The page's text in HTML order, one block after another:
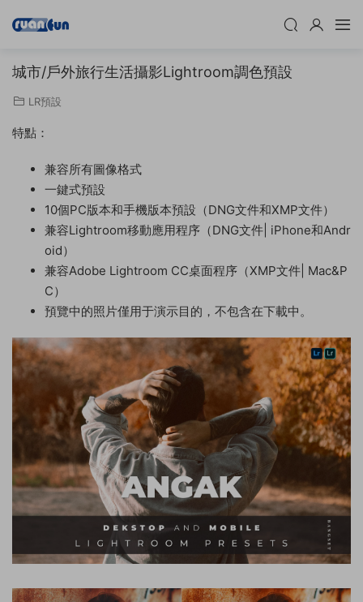
城市/戶外旅行生活攝影Lightroom調色預設
LR預設
特點：
兼容所有圖像格式
一鍵式預設
10個PC版本和手機版本預設（DNG文件和XMP文件）
兼容Lightroom移動應用程序（DNG文件| iPhone和Andr
oid）
兼容Adobe Lightroom CC桌面程序（XMP文件| Mac&P
C）
預覽中的照片僅用于演示目的，不包含在下載中。